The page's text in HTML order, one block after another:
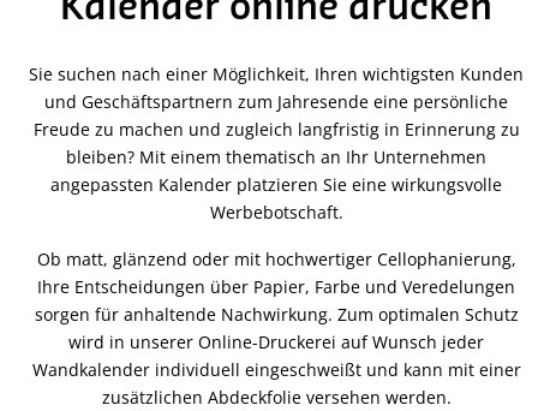
Kalender online drucken
Sie suchen nach einer Möglichkeit, Ihren wichtigsten Kunden
und Geschäftspartnern zum Jahresende eine persönliche
Freude zu machen und zugleich langfristig in Erinnerung zu
bleiben? Mit einem thematisch an Ihr Unternehmen
angepassten Kalender platzieren Sie eine wirkungsvolle
Werbebotschaft.
Ob matt, glänzend oder mit hochwertiger Cellophanierung,
Ihre Entscheidungen über Papier, Farbe und Veredelungen
sorgen für anhaltende Nachwirkung. Zum optimalen Schutz
wird in unserer Online-Druckerei auf Wunsch jeder
Wandkalender individuell eingeschweißt und kann mit einer
zusätzlichen Abdeckfolie versehen werden.